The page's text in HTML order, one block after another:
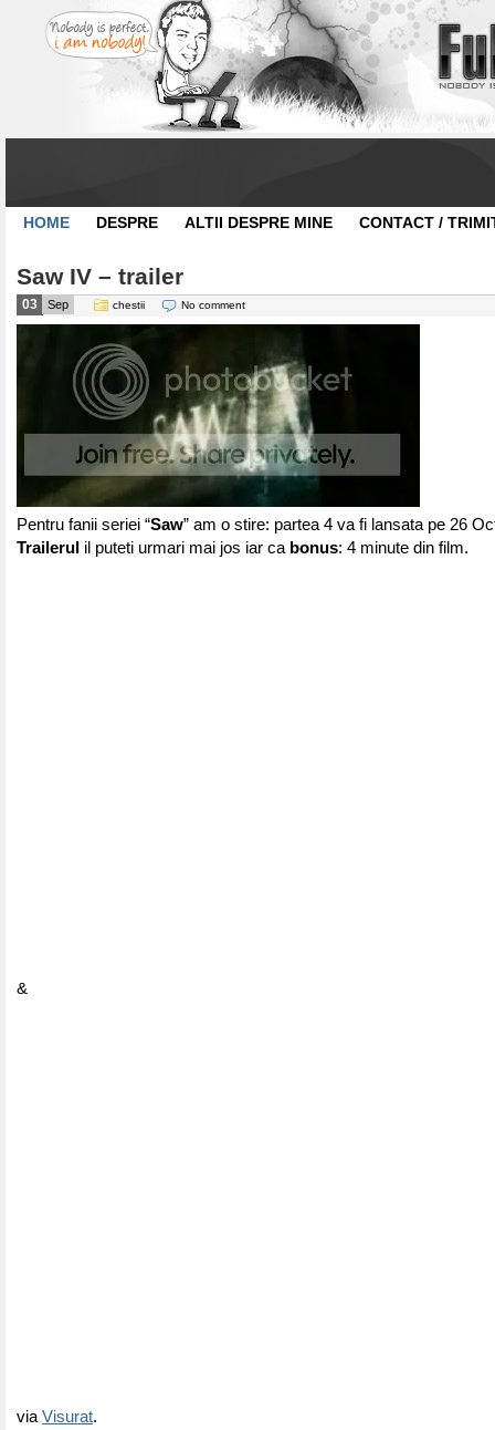
HOME DESPRE ALTII DESPRE MINE CONTACT /
Saw IV – trailer
03 Sep chestii No comment
Pentru fanii seriei “Saw” am o stire: partea 4 va fi lansata pe 26
Trailerul il puteti urmari mai jos iar ca bonus: 4 minute din film.
&
via Visurat.